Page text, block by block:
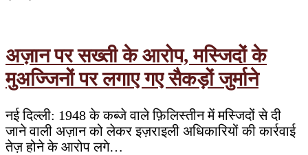
अज़ान पर सख्ती के आरोप, मस्जिदों के
मुअज्जिनों पर लगाए गए सैकड़ों जुर्माने
नई दिल्ली: 1948 के कब्जे वाले फ़िलिस्तीन में मस्जिदों से दी
जाने वाली अज़ान को लेकर इज़राइली अधिकारियों की कार्रवाई
तेज़ होने के आरोप लगे…